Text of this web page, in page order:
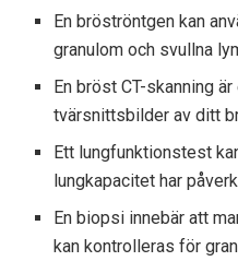
En bröströntgen kan
granulom och svullna
En bröst CT-skanning
tvärsnittsbilder av ditt
Ett lungfunktionstest
lungkapacitet har
En biopsi innebär att
kan kontrolleras för